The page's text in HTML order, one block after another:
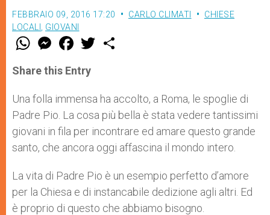
FEBBRAIO 09, 2016 17:20 CARLO CLIMATI
CHIESE
LOCALI
GIOVANI
W
t
s
p
p
M
e
s
e
g
e
r
F
a
e
b
o
k
w
r
Share this Entry
Una folla immensa ha accolto, a Roma, le spoglie di
Padre Pio. La cosa più bella è stata vedere tantissimi
giovani in fila per incontrare ed amare questo grande
santo, che ancora oggi affascina il mondo intero.
La vita di Padre Pio è un esempio perfetto d’amore
per la Chiesa e di instancabile dedizione agli altri. Ed
è proprio di questo che abbiamo bisogno.